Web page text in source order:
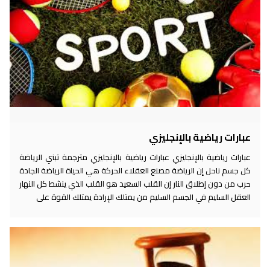
عبارات رياضية بالإنجليزي
عبارات رياضية بالإنجليزي عبارات رياضية بالإنجليزي مترجمة تبني الرياضة
كل جسم ناحل إن الرياضة مصنع العقلاء الحركة هي الحياة الرياضة الجادة
حرب من دون إطلاق النار إن القلب السعيد هو القلب الذي ينشط كل النهار
العقل السليم في الجسم السليم من يمتلك الإرادة يمتلك القوة على